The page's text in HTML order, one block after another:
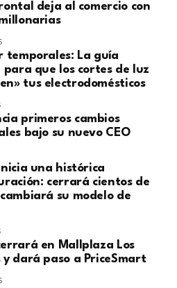
deja al comercio con
temporales: La guía
que los cortes de luz
tus electrodomésticos
primeros cambios
bajo su nuevo CEO
una histórica
cerrará cientos de
su modelo de
en Mallplaza Los
y dará paso a PriceSmart